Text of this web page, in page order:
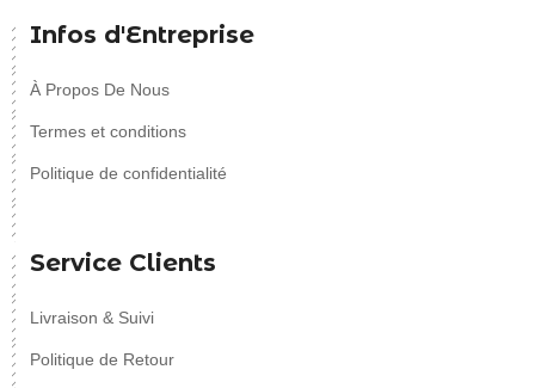
Infos d'Entreprise
À Propos De Nous
Termes et conditions
Politique de confidentialité
Service Clients
Livraison & Suivi
Politique de Retour